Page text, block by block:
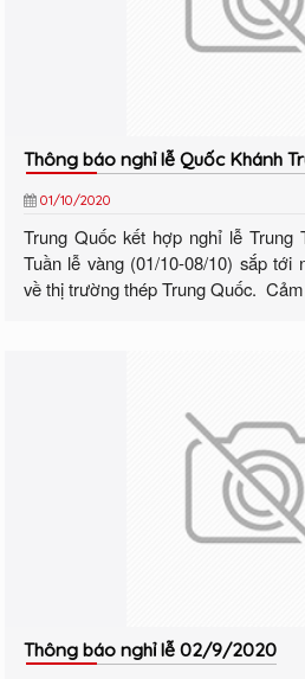
Thông báo nghỉ lễ Quốc Khánh
01/10/2020
Trung Quốc kết hợp nghỉ lễ Trung
Tuần lễ vàng (01/10-08/10) sắp tới
về thị trường thép Trung Quốc.
Thông báo nghỉ lễ 02/9/2020